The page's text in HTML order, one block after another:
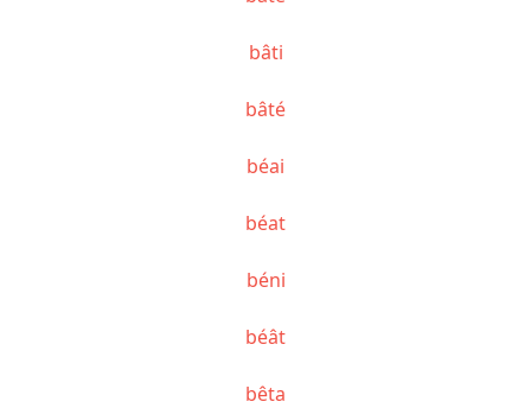
bâti
bâté
béai
béat
béni
béât
bêta